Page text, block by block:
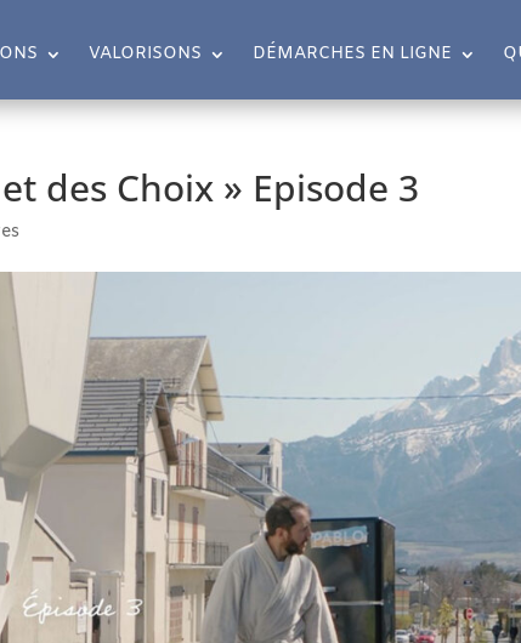
VALORISONS DÉMARCHES EN LIGNE
des Choix » Episode 3